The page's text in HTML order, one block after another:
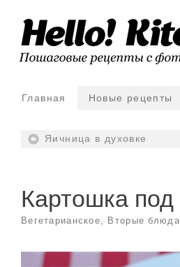
Главная Новые рецепты
Яичница в духовке
Картошка
Вегетарианское, Вторые блюда